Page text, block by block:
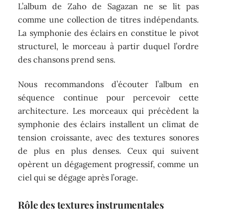
L’album de Zaho de Sagazan ne se lit pas
comme une collection de titres indépendants.
La symphonie des éclairs en constitue le pivot
structurel, le morceau à partir duquel l’ordre
des chansons prend sens.
Nous recommandons d’écouter l’album en
séquence continue pour percevoir cette
architecture. Les morceaux qui précèdent la
symphonie des éclairs installent un climat de
tension croissante, avec des textures sonores
de plus en plus denses. Ceux qui suivent
opèrent un dégagement progressif, comme un
ciel qui se dégage après l’orage.
Rôle des textures instrumentales